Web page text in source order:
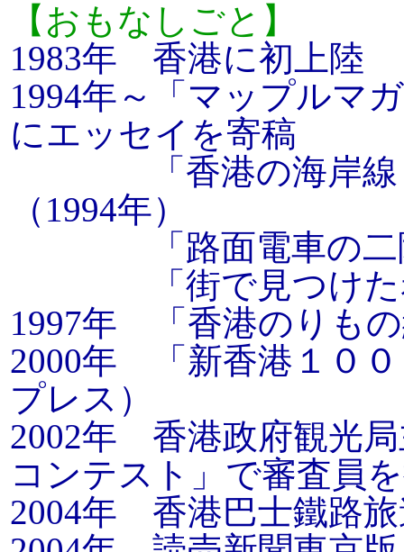
【おもなしごと】
1983年 香港に初上陸
1994年～「マップルマ
にエッセイを寄稿
「香港の海岸線ド
（1994年）
「路面電車の二階
「街で見つけた赤
1997年 「香港のりも
2000年 「新香港１０
プレス）
2002年 香港政府観光
コンテスト」で審査員
2004年 香港巴士鐵路